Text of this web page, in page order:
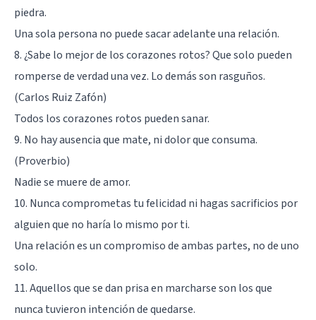
piedra.
Una sola persona no puede sacar adelante una relación.
8. ¿Sabe lo mejor de los corazones rotos? Que solo pueden
romperse de verdad una vez. Lo demás son rasguños.
(Carlos Ruiz Zafón)
Todos los corazones rotos pueden sanar.
9. No hay ausencia que mate, ni dolor que consuma.
(Proverbio)
Nadie se muere de amor.
10. Nunca comprometas tu felicidad ni hagas sacrificios por
alguien que no haría lo mismo por ti.
Una relación es un compromiso de ambas partes, no de uno
solo.
11. Aquellos que se dan prisa en marcharse son los que
nunca tuvieron intención de quedarse.